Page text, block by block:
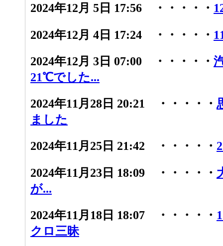
2024年12月 5日 17:56 ・・・・・
2024年12月 4日 17:24 ・・・・・
2024年12月 3日 07:00 ・・・・・
21℃でした...
2024年11月28日 20:21 ・・・・・
ました
2024年11月25日 21:42 ・・・・・
2024年11月23日 18:09 ・・・・・
が...
2024年11月18日 18:07 ・・・・・
クロ三昧